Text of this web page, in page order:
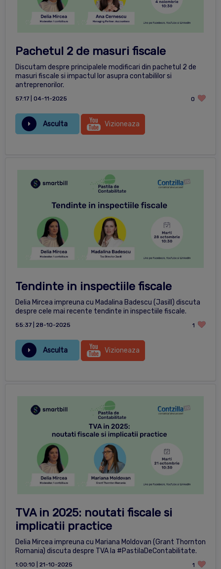
Pachetul 2 de masuri fiscale
Discutam despre principalele modificari din pachetul 2 de
masuri fiscale si impactul lor asupra contabililor si
antreprenorilor.
57:17 | 04-11-2025 0
Asculta Vizioneaza
Tendinte in inspectiile fiscale
Delia Mircea impreuna cu Madalina Badescu (Jasill) discuta
despre cele mai recente tendinte in inspectiile fiscale.
55:37 | 28-10-2025 1
Asculta Vizioneaza
TVA in 2025: noutati fiscale si
implicatii practice
Delia Mircea impreuna cu Mariana Moldovan (Grant Thornton
Romania) discuta despre TVA la #PastilaDeContabilitate.
1:00:10 | 21-10-2025 1